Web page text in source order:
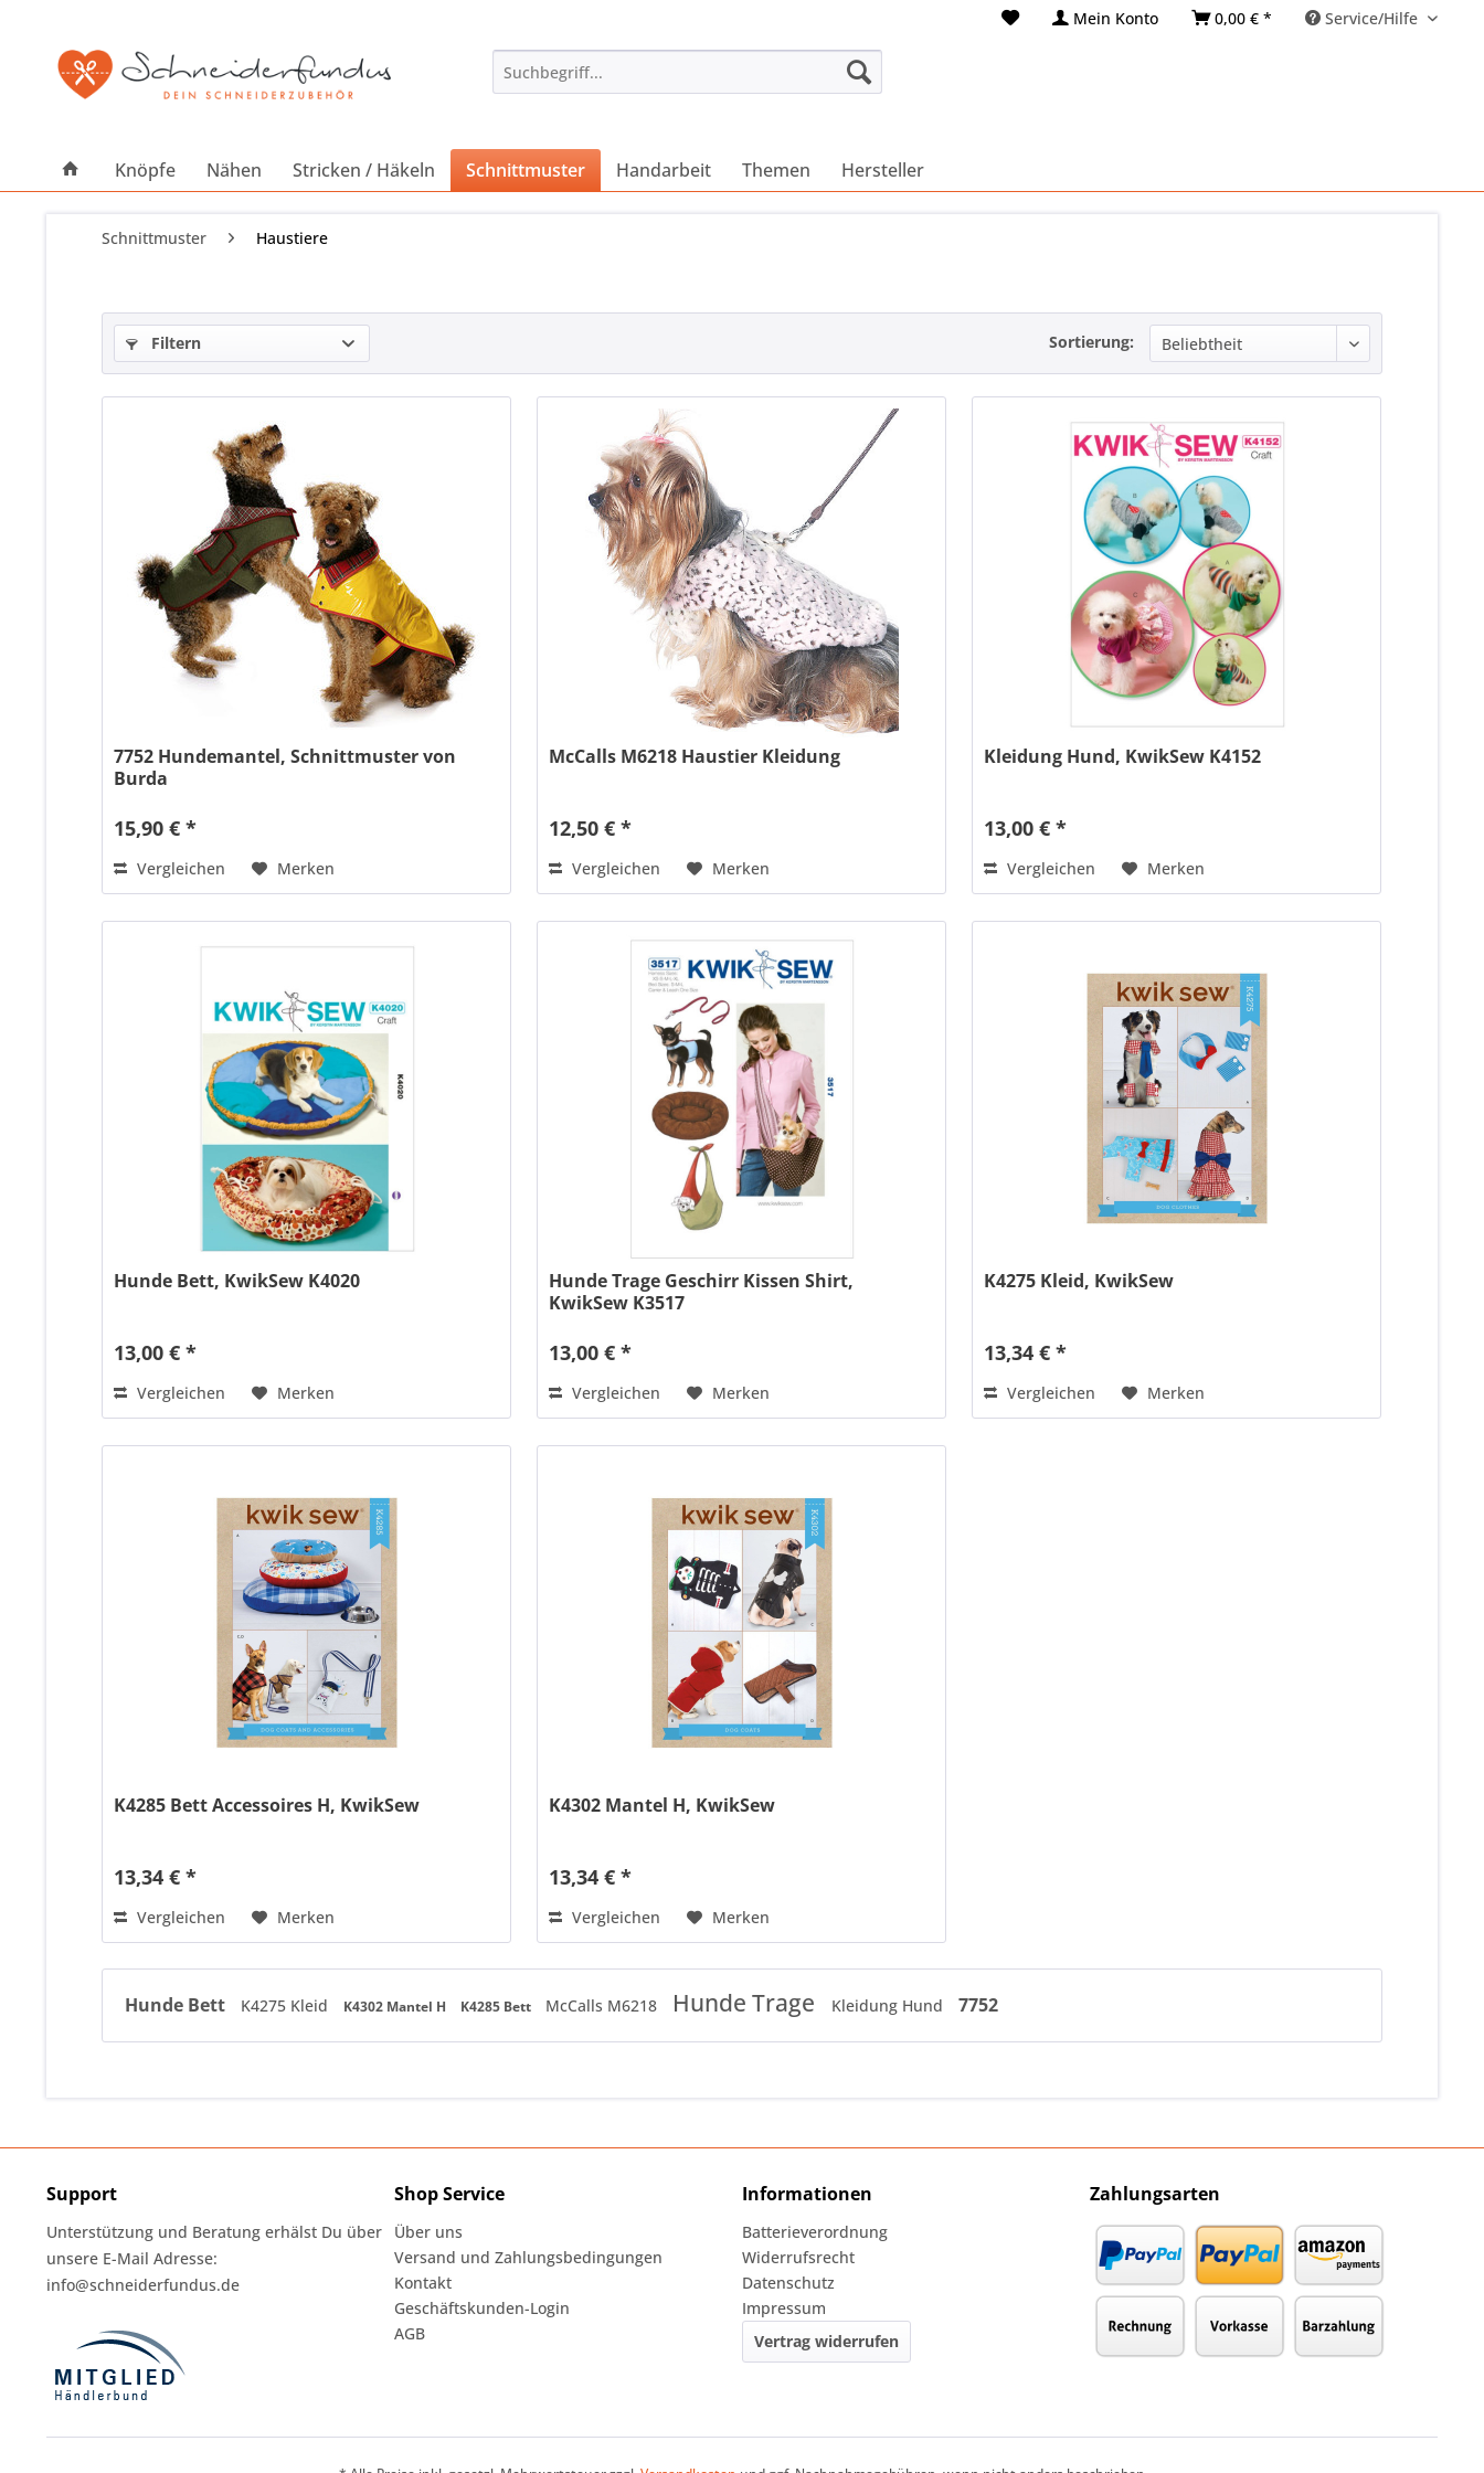
Mein Konto 0,00 € * Service/Hilfe
Knöpfe Nähen Stricken / Häkeln Schnittmuster Handarbeit Themen Hersteller
Schnittmuster Haustiere
Filtern Sortierung:
7752 Hundemantel, Schnittmuster von
Burda
15,90 € *
Vergleichen Merken
McCalls M6218 Haustier Kleidung
12,50 € *
Vergleichen Merken
Kleidung Hund, KwikSew K4152
13,00 € *
Vergleichen Merken
Hunde Bett, KwikSew K4020
13,00 € *
Vergleichen Merken
Hunde Trage Geschirr Kissen Shirt,
KwikSew K3517
13,00 € *
Vergleichen Merken
K4275 Kleid, KwikSew
13,34 € *
Vergleichen Merken
K4285 Bett Accessoires H, KwikSew
13,34 € *
Vergleichen Merken
K4302 Mantel H, KwikSew
13,34 € *
Vergleichen Merken
Hunde Bett K4275 Kleid K4302 Mantel H K4285 Bett McCalls M6218 Hunde Trage Kleidung Hund 7752
Support
Unterstützung und Beratung erhälst Du über
unsere E-Mail Adresse:
info@schneiderfundus.de
Shop Service
Über uns
Versand und Zahlungsbedingungen
Kontakt
Geschäftskunden-Login
AGB
Informationen
Batterieverordnung
Widerrufsrecht
Datenschutz
Impressum
Vertrag widerrufen
Zahlungsarten